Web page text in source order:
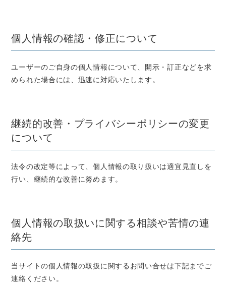
個人情報の確認・修正について
ユーザーのご自身の個人情報について、開示・訂正などを求
められた場合には、迅速に対応いたします。
継続的改善・プライバシーポリシーの変更
について
法令の改定等によって、個人情報の取り扱いは適宜見直しを
行い、継続的な改善に努めます。
個人情報の取扱いに関する相談や苦情の連
絡先
当サイトの個人情報の取扱に関するお問い合せは下記までご
連絡ください。